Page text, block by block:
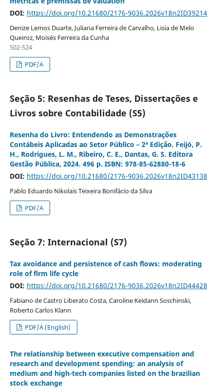
DOI: https://doi.org/10.21680/2176-9036.2026v18n2ID39214
Denize Lemos Duarte, Juliana Ferreira de Carvalho, Lisia de Melo
Queiroz, Moisés Ferreira da Cunha
502-524
PDF/A
Seção 5: Resenhas de Teses, Dissertações e
Livros sobre Contabilidade (S5)
Resenha do Livro: Entendendo as Demonstrações
Contábeis Aplicadas ao Setor Público – 2ª Edição. Feijó, P.
H., Rodrigues, L. M., Ribeiro, C. E., Dantas, G. S. Editora
Gestão Pública, 2024. 496 p. ISBN: 978-85-62880-18-6
DOI: https://doi.org/10.21680/2176-9036.2026v18n2ID43138
Pablo Eduardo Nikolais Teixeira Bonifácio da Silva
PDF/A
Seção 7: Internacional (S7)
Tax avoidance and persistence of cash flows: moderating
role of firm life cycle
DOI: https://doi.org/10.21680/2176-9036.2026v18n2ID44428
Fabiano de Castro Liberato Costa, Caroline Keidann Soschinski,
Roberto Carlos Klann
PDF/A (English)
The relationship between executive compensation and
research and development spending: an analysis of
medium and high-tech companies listed on the brazilian
stock exchange